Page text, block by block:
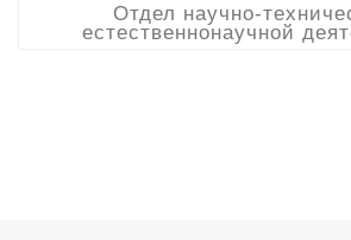
Отдел научно-
естественнонаучной